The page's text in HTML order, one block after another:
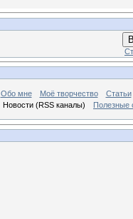
Обо мне Моё творчество
Статьи
Новости (RSS каналы)
Полезные